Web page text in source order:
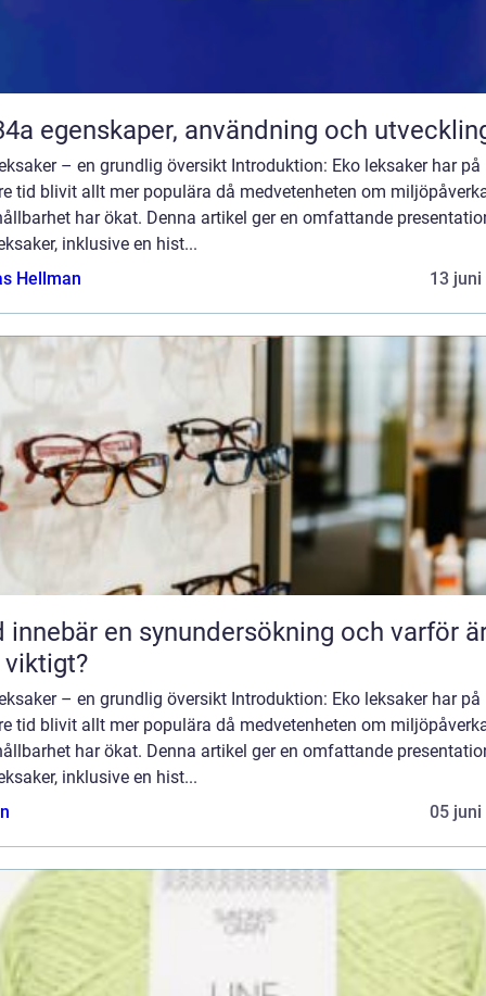
R134a egenskaper, användning och
– en grundlig översikt Introduktion: Eko leksaker har på
tid blivit allt mer populära då medvetenheten om
har ökat. Denna artikel ger en omfattande
inklusive en hist...
Hellman
13 juni
innebär en synundersökning och varför
– en grundlig översikt Introduktion: Eko leksaker har på
tid blivit allt mer populära då medvetenheten om
har ökat. Denna artikel ger en omfattande
inklusive en hist...
05 juni